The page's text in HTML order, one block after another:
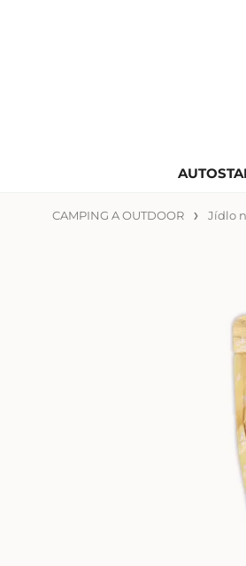
CAMPING A OUTDOOR Jídlo